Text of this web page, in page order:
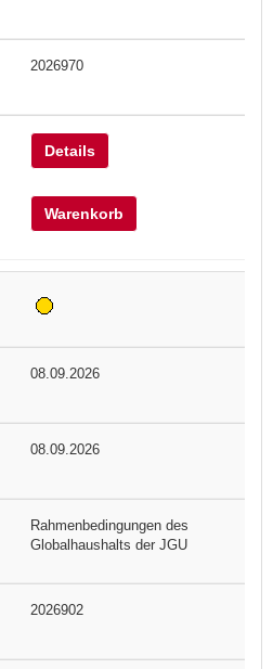
2026970
Details
Warenkorb
08.09.2026
08.09.2026
Rahmenbedingungen des
Globalhaushalts der JGU
2026902